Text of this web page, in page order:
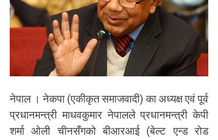
नेपाल । नेकपा (एकीकृत समाजवादी) का अध्यक्ष एवं पूर्व
प्रधानमन्त्री माधवकुमार नेपालले प्रधानमन्त्री केपी
शर्मा ओली चीनसँगको बीआरआई (बेल्ट एन्ड रोड